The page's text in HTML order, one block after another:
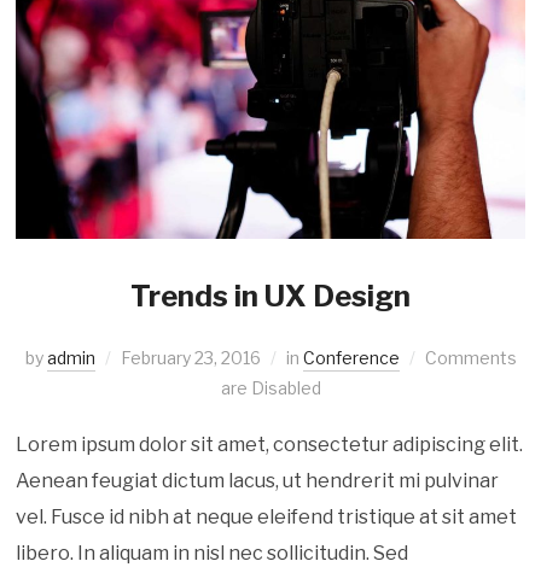
Trends in UX Design
byadmin February 23, 2016 in Conference
Comments
are Disabled
Lorem ipsum dolor sit amet, consectetur adipiscing elit.
Aenean feugiat dictum lacus, ut hendrerit mi pulvinar
vel. Fusce id nibh at neque eleifend tristique at sit amet
libero. In aliquam in nisl nec sollicitudin. Sed